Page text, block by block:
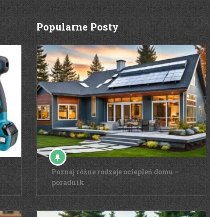
Popularne Posty
Poznaj różne rodzaje ociepleń domu –
poradnik